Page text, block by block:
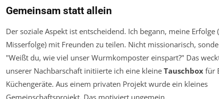
Gemeinsam statt allein
Der soziale Aspekt ist entscheidend. Ich begann, meine Erfolge
Misserfolge) mit Freunden zu teilen. Nicht missionarisch,
"Weißt du, wie viel unser Wurmkomposter einspart?" Das
unserer Nachbarschaft initiierte ich eine kleine Tauschbox für
Küchengeräte. Aus einem privaten Projekt wurde ein kleines